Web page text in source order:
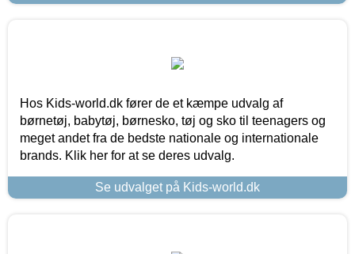
Hos Kids-world.dk fører de et kæmpe udvalg af
børnetøj, babytøj, børnesko, tøj og sko til teenagers og
meget andet fra de bedste nationale og internationale
brands. Klik her for at se deres udvalg.
Se udvalget på Kids-world.dk